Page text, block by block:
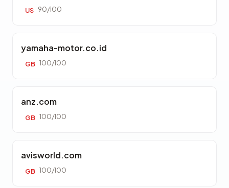
US 90/100
yamaha-motor.co.id
GB 100/100
anz.com
GB 100/100
avisworld.com
GB 100/100